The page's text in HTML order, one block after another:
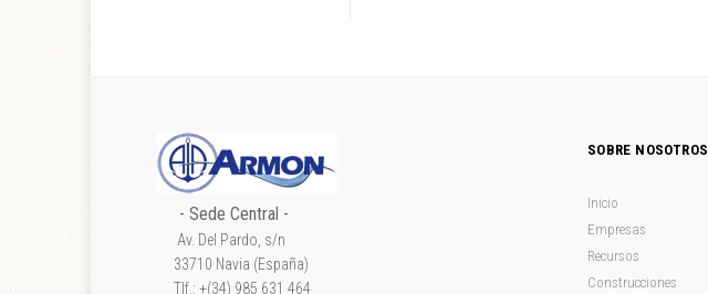
- Sede Central -
Av. Del Pardo, s/n
33710 Navia (España)
Tlf.: +(34) 985 631 464
SOBRE NOSOTROS
Inicio
Empresas
Recursos
Construcciones